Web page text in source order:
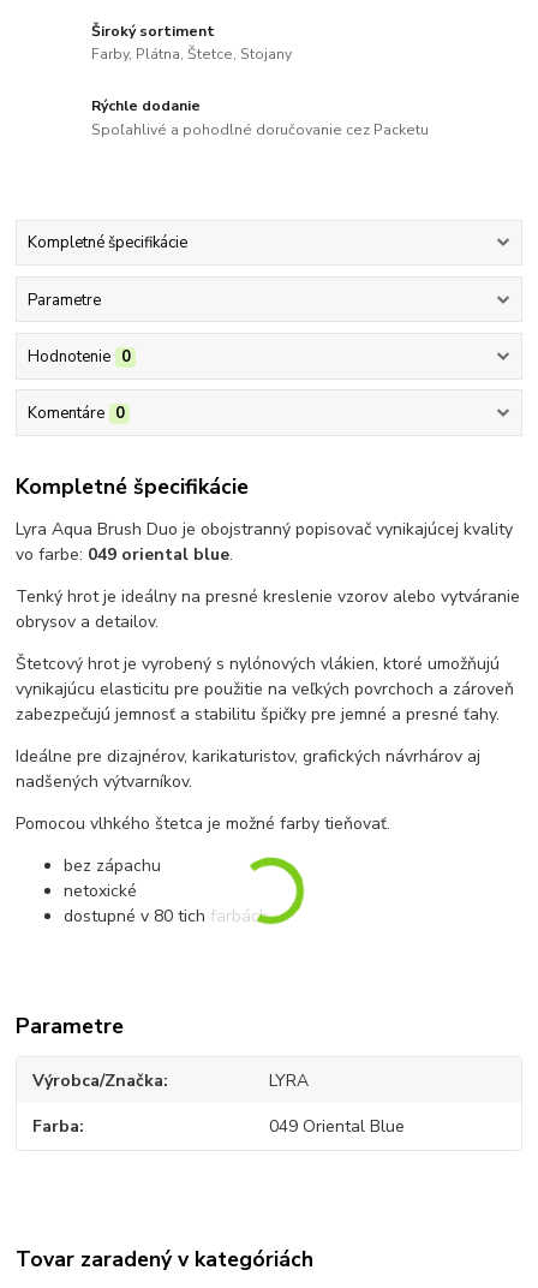
Široký sortiment
Farby, Plátna, Štetce, Stojany
Rýchle dodanie
Spoľahlivé a pohodlné doručovanie cez Packetu
Kompletné špecifikácie
Parametre
Hodnotenie 0
Komentáre 0
Kompletné špecifikácie
Lyra Aqua Brush Duo je obojstranný popisovač vynikajúcej kvality
vo farbe: 049 oriental blue.
Tenký hrot je ideálny na presné kreslenie vzorov alebo vytváranie
obrysov a detailov.
Štetcový hrot je vyrobený s nylónových vlákien, ktoré umožňujú
vynikajúcu elasticitu pre použitie na veľkých povrchoch a zároveň
zabezpečujú jemnosť a stabilitu špičky pre jemné a presné ťahy.
Ideálne pre dizajnérov, karikaturistov, grafických návrhárov aj
nadšených výtvarníkov.
Pomocou vlhkého štetca je možné farby tieňovať.
bez zápachu
netoxické
dostupné v 80 tich farbách
Parametre
Výrobca/Značka LYRA
Farba 049 Oriental Blue
Tovar zaradený v kategóriách